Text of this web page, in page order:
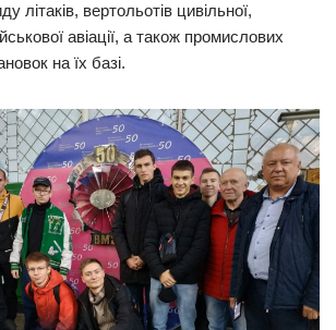
літаків, вертольотів цивільної,
авіації, а також промислових
на їх базі.